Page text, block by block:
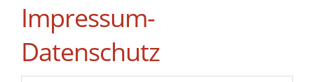
Impressum-
Datenschutz